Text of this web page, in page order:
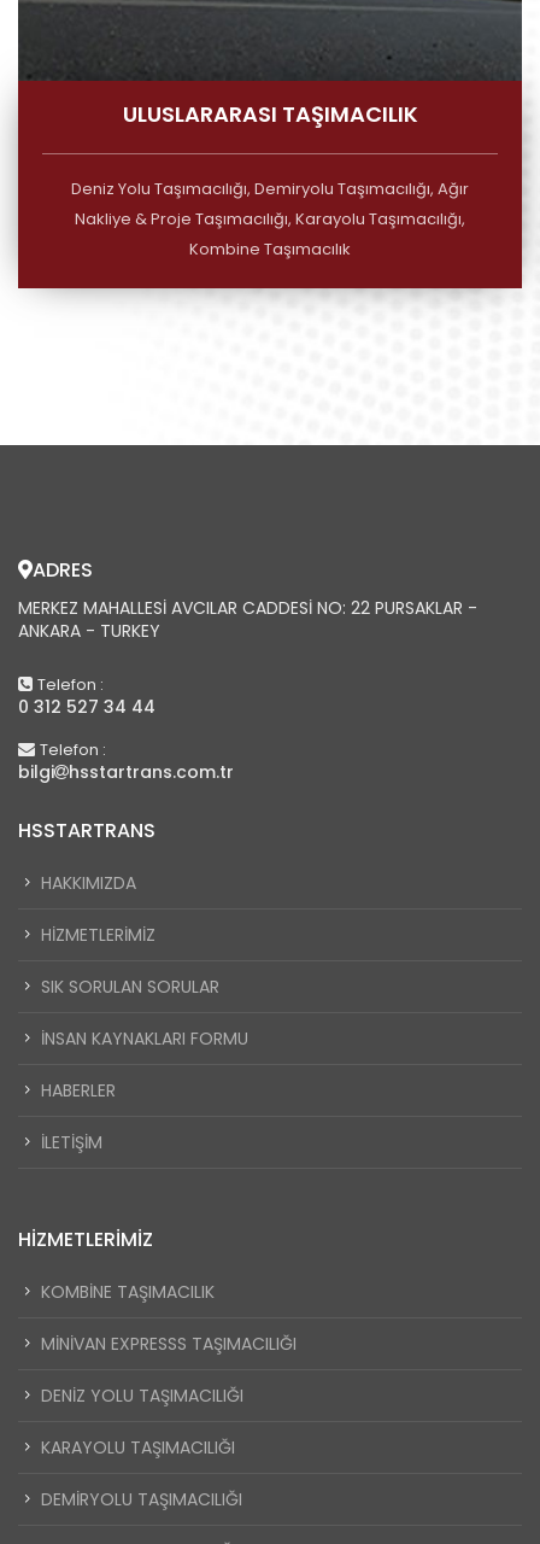
ULUSLARARASI TAŞIMACILIK
Deniz Yolu Taşımacılığı, Demiryolu Taşımacılığı, Ağır
Nakliye & Proje Taşımacılığı, Karayolu Taşımacılığı,
Kombine Taşımacılık
ADRES
MERKEZ MAHALLESI AVCILAR CADDESI NO: 22 PURSAKLAR -
ANKARA - TURKEY
Telefon :
0 312 527 34 44
Telefon :
bilgi hsstartrans.com.tr
HSSTARTRANS
HAKKIMIZDA
HIZMETLERIMIZ
SIK SORULAN SORULAR
İNSAN KAYNAKLARI FORMU
HABERLER
İLETIŞIM
HIZMETLERIMIZ
KOMBİNE TAŞIMACILIK
MİNİVAN EXPRESSS TAŞIMACILIĞI
DENİZ YOLU TAŞIMACILIĞI
KARAYOLU TAŞIMACILIĞI
DEMİRYOLU TAŞIMACILIĞI